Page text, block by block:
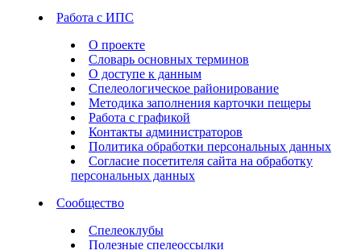
Работа с ИПС
О проекте
Словарь основных терминов
О доступе к данным
Спелеологическое районирование
Методика заполнения карточки пещеры
Работа с графикой
Контакты администраторов
Политика обработки персональных данных
Согласие посетителя сайта на обработку
персональных данных
Сообщество
Спелеоклубы
Полезные спелеоссылки